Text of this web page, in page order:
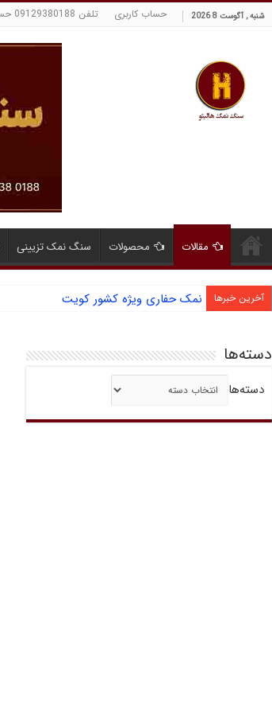
شنبه , آگوست 8 2026 حساب کاربری تلفن 09129380188 حسینی
مقالات محصولات سنگ نمک تزیینی
آخرین خبرها نمک حفاری ویژه کشور کویت
دسته‌ها
دسته‌ها